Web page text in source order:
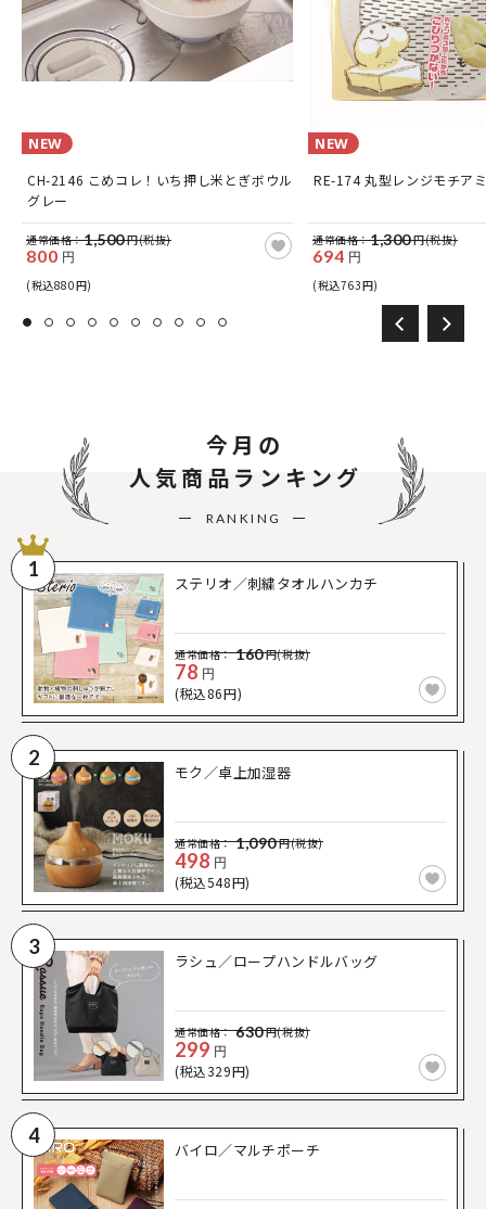
NEW
CH-2146 こめコレ！いち押し米とぎボウル
グレー
通常価格：1,500円(税抜)
800 円
(税込880円)
NEW
RE-174 丸型レンジモチア
通常価格：1,300円(税抜)
694 円
(税込763円)
今月の
人気商品ランキング
RANKING
1
ステリオ／刺繍タオルハンカチ
通常価格： 160円(税抜)
78 円
(税込86円)
2
モク／卓上加湿器
通常価格： 1,090円(税抜)
498 円
(税込548円)
3
ラシュ／ロープハンドルバッグ
通常価格： 630円(税抜)
299 円
(税込329円)
4
バイロ／マルチポーチ